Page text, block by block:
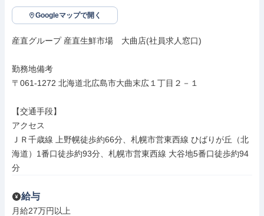
Googleマップで開く
産直グループ 産直生鮮市場　大曲店(社員求人窓口)
勤務地備考
〒061-1272 北海道北広島市大曲末広１丁目２－１
【交通手段】
アクセス
ＪＲ千歳線 上野幌徒歩約66分、札幌市営東西線 ひばりが丘（北
海道）1番口徒歩約93分、札幌市営東西線 大谷地5番口徒歩約94
分
給与
月給27万円以上